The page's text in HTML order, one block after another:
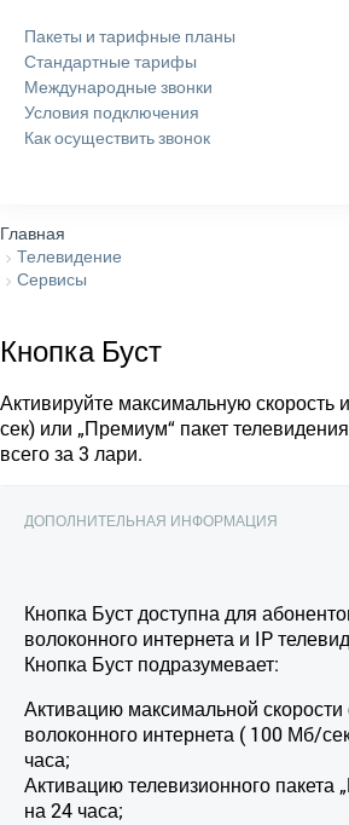
Пакеты и тарифные планы
Стандартные тарифы
Международные звонки
Условия подключения
Как осуществить звонок
Главная
Телевидение
Сервисы
Кнопка Буст
Активируйте максимальную скорость
сек) или „Премиум“ пакет
всего за 3 лари.
ДОПОЛНИТЕЛЬНАЯ ИНФОРМАЦИЯ
Кнопка Буст доступна для
волоконного интернета и IP
Кнопка Буст подразумевает:
Активацию максимальной скорости
волоконного интернета ( 100 Мб/
часа;
Активацию телевизионного пакета
на 24 часа;